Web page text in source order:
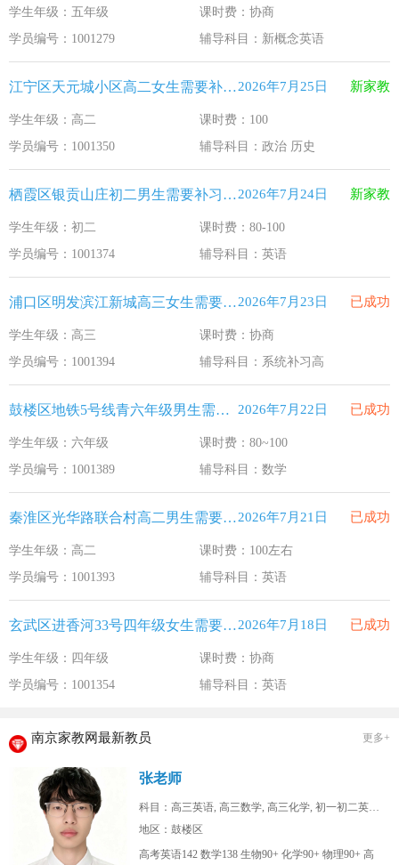
学生年级：五年级
课时费：协商
学员编号：1001279
辅导科目：新概念英语
江宁区天元城小区高二女生需要补习政治 历史2026年7月25日 新家教
学生年级：高二
课时费：100
学员编号：1001350
辅导科目：政治 历史
栖霞区银贡山庄初二男生需要补习英语2026年7月24日 新家教
学生年级：初二
课时费：80-100
学员编号：1001374
辅导科目：英语
浦口区明发滨江新城高三女生需要补习系统补习高2026年7月23日 已成功
学生年级：高三
课时费：协商
学员编号：1001394
辅导科目：系统补习高
鼓楼区地铁5号线青六年级男生需要补习数学 2026年7月22日 已成功
学生年级：六年级
课时费：80~100
学员编号：1001389
辅导科目：数学
秦淮区光华路联合村高二男生需要补习英语2026年7月21日 已成功
学生年级：高二
课时费：100左右
学员编号：1001393
辅导科目：英语
玄武区进香河33号四年级女生需要补习英语2026年7月18日 已成功
学生年级：四年级
课时费：协商
学员编号：1001354
辅导科目：英语
南京家教网最新教员 更多+
张老师
科目：高三英语, 高三数学, 高三化学, 初一初二英语...
地区：鼓楼区
高考英语142 数学138 生物90+ 化学90+ 物理90+ 高